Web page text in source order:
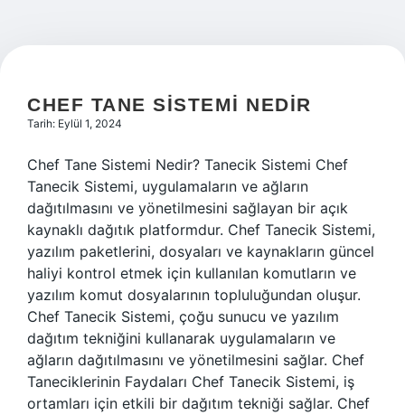
CHEF TANE SISTEMI NEDIR
Tarih: Eylül 1, 2024
Chef Tane Sistemi Nedir? Tanecik Sistemi Chef
Tanecik Sistemi, uygulamaların ve ağların
dağıtılmasını ve yönetilmesini sağlayan bir açık
kaynaklı dağıtık platformdur. Chef Tanecik Sistemi,
yazılım paketlerini, dosyaları ve kaynakların güncel
haliyi kontrol etmek için kullanılan komutların ve
yazılım komut dosyalarının topluluğundan oluşur.
Chef Tanecik Sistemi, çoğu sunucu ve yazılım
dağıtım tekniğini kullanarak uygulamaların ve
ağların dağıtılmasını ve yönetilmesini sağlar. Chef
Taneciklerinin Faydaları Chef Tanecik Sistemi, iş
ortamları için etkili bir dağıtım tekniği sağlar. Chef